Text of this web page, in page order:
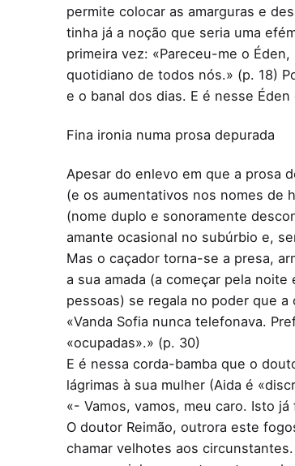
permite colocar as amarguras e
tinha já a noção que seria uma
primeira vez: «Pareceu-me o
quotidiano de todos nós.» (p. 18)
e o banal dos dias. E é nesse
Fina ironia numa prosa depurada
Apesar do enlevo em que a prosa
(e os aumentativos nos nomes de
(nome duplo e sonoramente
amante ocasional no subúrbio e,
Mas o caçador torna-se a presa,
a sua amada (a começar pela
pessoas) se regala no poder que
«Vanda Sofia nunca telefonava.
«ocupadas».» (p. 30)
E é nessa corda-bamba que o
lágrimas à sua mulher (Aida é
«- Vamos, vamos, meu caro. Isto
O doutor Reimão, outrora este
chamar velhotes aos